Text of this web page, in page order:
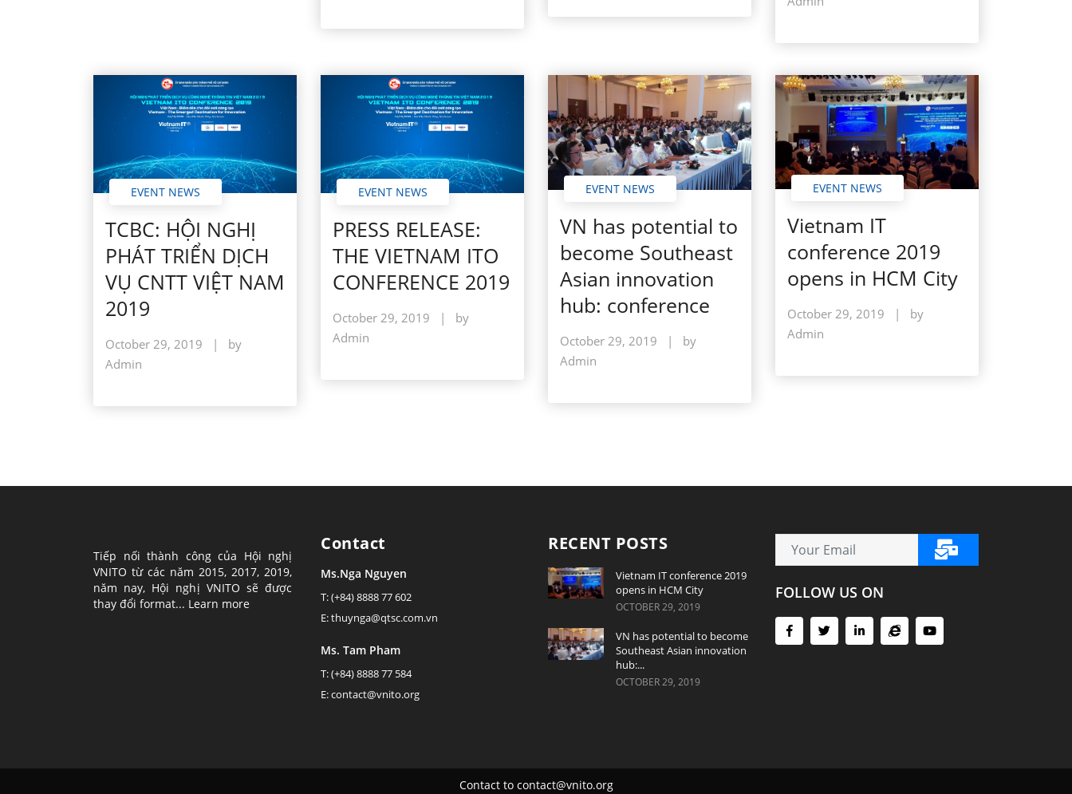
EVENT NEWS
TCBC: HỘI NGHỊ
PHÁT TRIỂN DỊCH
VỤ CNTT VIỆT NAM
2019
October 29, 2019 |
by
Admin
EVENT NEWS
PRESS RELEASE:
THE VIETNAM ITO
CONFERENCE 2019
October 29, 2019 |
by
Admin
EVENT NEWS
VN has potential to
become Southeast
Asian innovation
hub: conference
October 29, 2019 |
by
Admin
EVENT NEWS
Vietnam IT
conference 2019
opens in HCM City
October 29, 2019 |
by
Admin
Tiếp nối thành công của Hội nghị
VNITO từ các năm 2015, 2017, 2019,
năm nay, Hội nghị VNITO sẽ được
thay đổi format... Learn more
Contact
Ms.Nga Nguyen
T: (+84) 8888 77 602
E: thuynga@qtsc.com.vn
Ms. Tam Pham
T: (+84) 8888 77 584
E: contact@vnito.org
RECENT POSTS
Vietnam IT conference 2019
opens in HCM City
OCTOBER 29, 2019
VN has potential to become
Southeast Asian innovation
hub:...
OCTOBER 29, 2019
FOLLOW US ON
Contact to contact@vnito.org